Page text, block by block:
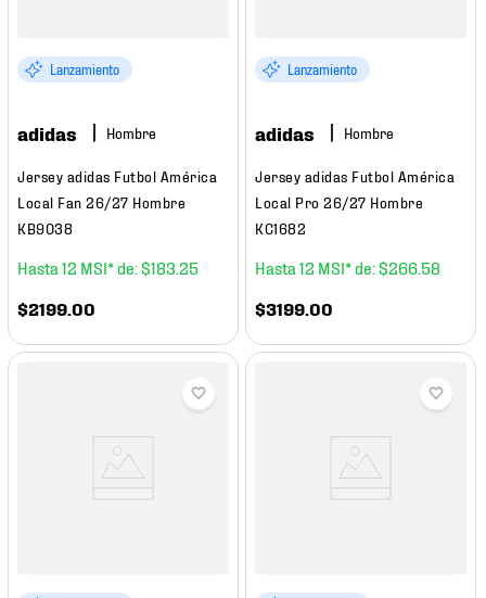
Lanzamiento
adidas Hombre
Jersey adidas Futbol América
Local Fan 26/27 Hombre
KB9038
12 $183 25
$2199 .00
Lanzamiento
adidas Hombre
Jersey adidas Futbol América
Local Pro 26/27 Hombre
KC1682
12 $266 58
$3199 .00